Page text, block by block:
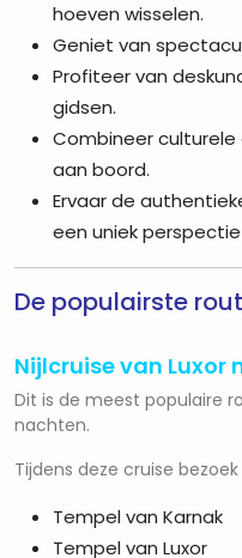
hoeven wisselen.
Geniet van
Profiteer van
gidsen.
Combineer
aan boord.
Ervaar de
een uniek
De populairste
Nijlcruise van Luxor
Dit is de meest populaire
nachten.
Tijdens deze cruise
Tempel van Karnak
Tempel van Luxor